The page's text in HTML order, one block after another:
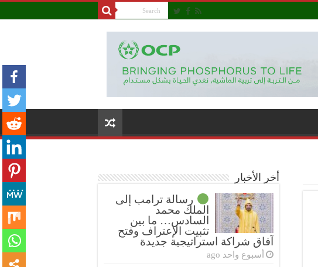
أخر الأخبار
رسالة ترامب إلى
الملك محمد
السادس… ما بين
تثبيت الإعتراف وفتح
آفاق شراكة استراتيجية جديدة
أسبوع واحد ago